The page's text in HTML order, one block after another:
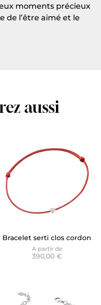
moments précieux
de l’être aimé et le
aussi
Bracelet serti clos cordon
rouge - Only Diamond
A partir de
390,00 €